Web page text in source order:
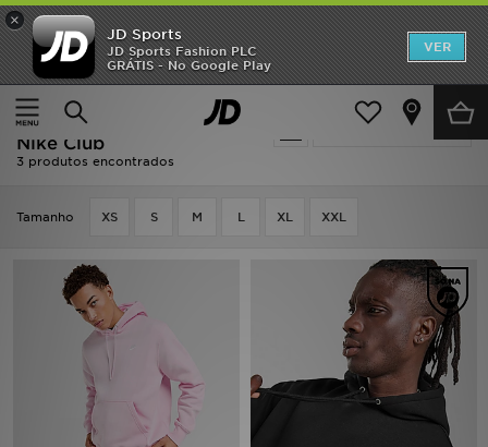
×
JD Sports
JD Sports Fashion PLC
GRÁTIS - No Google Play
VER
Página principal
Camisolas Com Capuz - Nike Club
Actualizar a pesquisa
Camisolas Com Capuz -
Nike Club
3 produtos encontrados
Tamanho XS S M L XL XXL
INÍCIO
Promoções
NOVIDADES
CRIANÇA
DESPORTO
FUTEBOL JD